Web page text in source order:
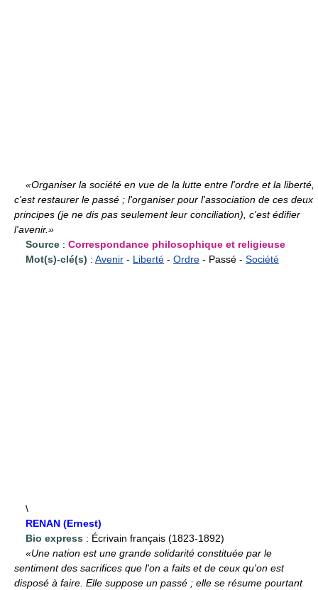
«Organiser la société en vue de la lutte entre l'ordre et la liberté,
c'est restaurer le passé ; l'organiser pour l'association de ces deux
principes (je ne dis pas seulement leur conciliation), c'est édifier
l'avenir.»
Source : Correspondance philosophique et religieuse
Mot(s)-clé(s) : Avenir - Liberté - Ordre - Passé - Société
\
RENAN (Ernest)
Bio express : Écrivain français (1823-1892)
«Une nation est une grande solidarité constituée par le
sentiment des sacrifices que l'on a faits et de ceux qu'on est
disposé à faire. Elle suppose un passé ; elle se résume pourtant